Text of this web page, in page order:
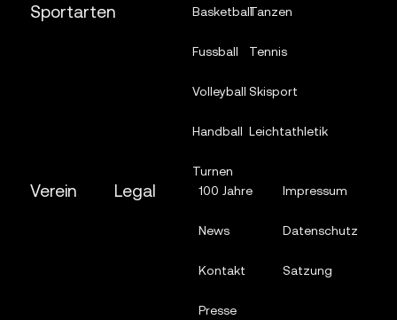
Sportarten Basketball
Fussball
Volleyball
Handball
Turnen
Tanzen
Tennis
Skisport
Leichtathletik
Verein Legal 100 Jahre
News
Kontakt
Presse
Impressum
Datenschutz
Satzung